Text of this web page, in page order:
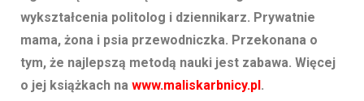
wykształcenia politolog i dziennikarz. Prywatnie
mama, żona i psia przewodniczka. Przekonana o
tym, że najlepszą metodą nauki jest zabawa. Więcej
o jej książkach na www.maliskarbnicy.pl .